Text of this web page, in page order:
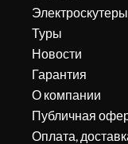
Туры
Новости
Гарантия
О компании
Публичная
Оплата,